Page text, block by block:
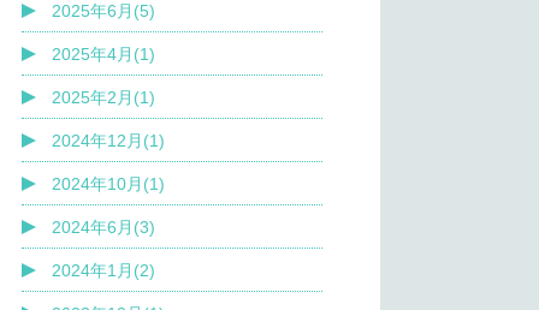
2025年6月(5)
2025年4月(1)
2025年2月(1)
2024年12月(1)
2024年10月(1)
2024年6月(3)
2024年1月(2)